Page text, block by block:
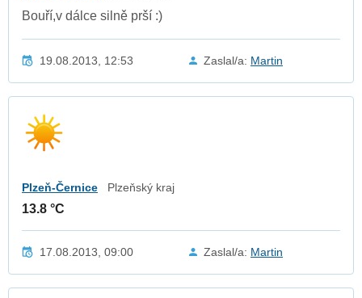
Bouří,v dálce silně prší :)
19.08.2013, 12:53 Zaslal/a: Martin
Plzeň-Černice Plzeňský kraj
13.8 °C
17.08.2013, 09:00 Zaslal/a: Martin